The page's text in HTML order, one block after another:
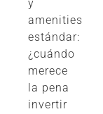
y
amenities
estándar:
¿cuándo
merece
la pena
invertir